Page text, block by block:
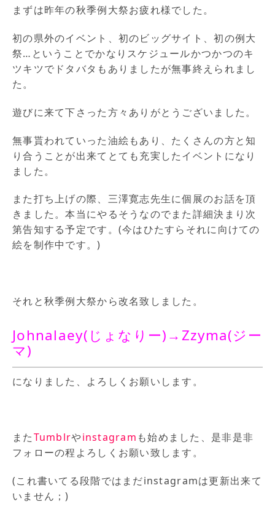
まずは昨年の秋季例大祭お疲れ様でした。
初の県外のイベント、初のビッグサイト、初の例大
祭…ということでかなりスケジュールかつかつのキ
ツキツでドタバタもありましたが無事終えられまし
た。
遊びに来て下さった方々ありがとうございました。
無事貰われていった油絵もあり、たくさんの方と知
り合うことが出来てとても充実したイベントになり
ました。
また打ち上げの際、三澤寛志先生に個展のお話を頂
きました。本当にやるそうなのでまた詳細決まり次
第告知する予定です。(今はひたすらそれに向けての
絵を制作中です。)
それと秋季例大祭から改名致しました。
Johnalaey(じょなりー)→Zzyma(ジー
マ)
になりました、よろしくお願いします。
またTumblrやinstagram も始めました、是非是非
フォローの程よろしくお願い致します。
(これ書いてる段階ではまだinstagramは更新出来て
いません；)